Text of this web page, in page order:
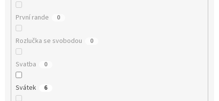
První rande 0
Rozlučka se svobodou 0
Svatba 0
Svátek 6